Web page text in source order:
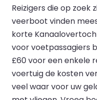
Reizigers die op zoek
veerboot vinden
korte
voor voetpassagiers
£60 voor een enkele
voertuig de kosten
veel waar voor uw